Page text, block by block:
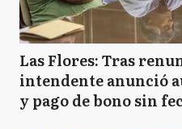
Las Flores: Tras
intendente anunció
y pago de bono sin